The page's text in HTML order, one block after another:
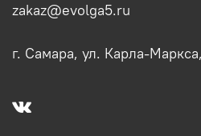
zakaz@evolga5.ru
г. Самара, ул. Карла-